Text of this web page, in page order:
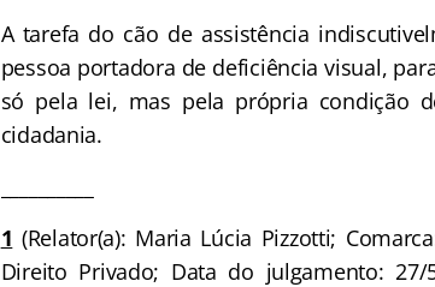
A tarefa do cão de assistência
pessoa portadora de deficiência visual,
só pela lei, mas pela própria condição
cidadania.
1 (Relator(a): Maria Lúcia Pizzotti;
Direito Privado; Data do julgamento: